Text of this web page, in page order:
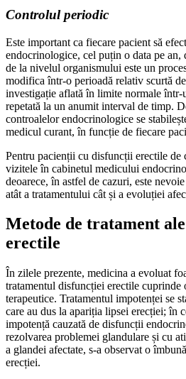
Controlul periodic
Este important ca fiecare pacient să
endocrinologice, cel puțin o data pe an,
de la nivelul organismului este un
modifica într-o perioadă relativ scurtă
investigație aflată în limite normale
repetată la un anumit interval de timp.
controalelor endocrinologice se
medicul curant, în funcție de fiecare
Pentru pacienții cu disfuncții erectile de
vizitele în cabinetul medicului
deoarece, în astfel de cazuri, este
atât a tratamentului cât și a evoluției
Metode de tratament
erectile
În zilele prezente, medicina a evoluat
tratamentul disfuncției erectile cuprinde
terapeutice. Tratamentul impotenței se
care au dus la apariția lipsei erecției; în
impotență cauzată de disfuncții
rezolvarea problemei glandulare și cu
a glandei afectate, s-a observat o
erecției.